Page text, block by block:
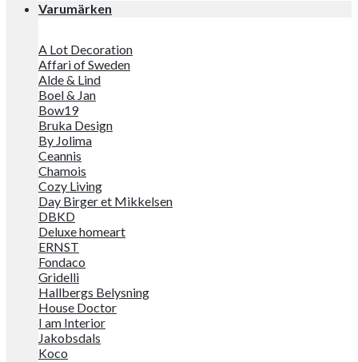
Varumärken
A Lot Decoration
Affari of Sweden
Alde & Lind
Boel & Jan
Bow19
Bruka Design
By Jolima
Ceannis
Chamois
Cozy Living
Day Birger et Mikkelsen
DBKD
Deluxe homeart
ERNST
Fondaco
Gridelli
Hallbergs Belysning
House Doctor
I am Interior
Jakobsdals
Koco